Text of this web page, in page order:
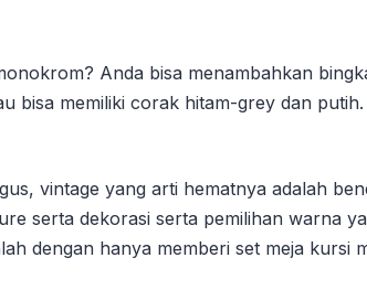
Anda bisa menambahkan
bisa memiliki corak hitam-grey dan
vintage yang arti hematnya adalah
serta dekorasi serta pemilihan warna
dengan hanya memberi set meja kursi